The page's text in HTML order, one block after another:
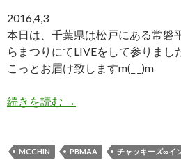
2016,4,3
本日は、千葉県は松戸にある常磐
らまつりにてLIVEをして参りまし
こっとお届け致しますm(_ _)m
続きを読む 春だ！桜だ！一握の砂
→
MCCHIN PBMAA チャッキーズ∞イ